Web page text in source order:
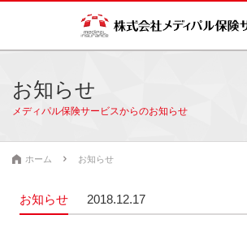
お知らせ
メディパル保険サービスからのお知らせ
ホーム お知らせ
お知らせ 2018.12.17